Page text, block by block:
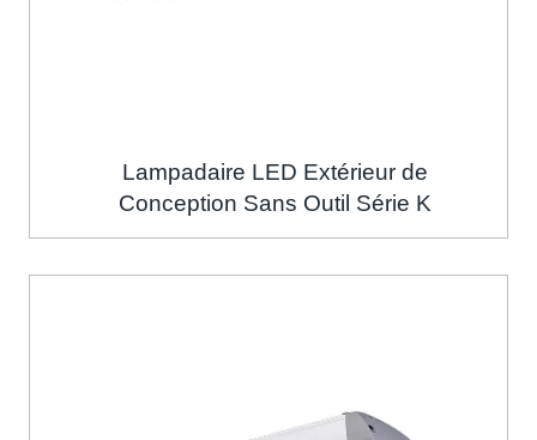
Lampadaire LED Extérieur de
Conception Sans Outil Série K